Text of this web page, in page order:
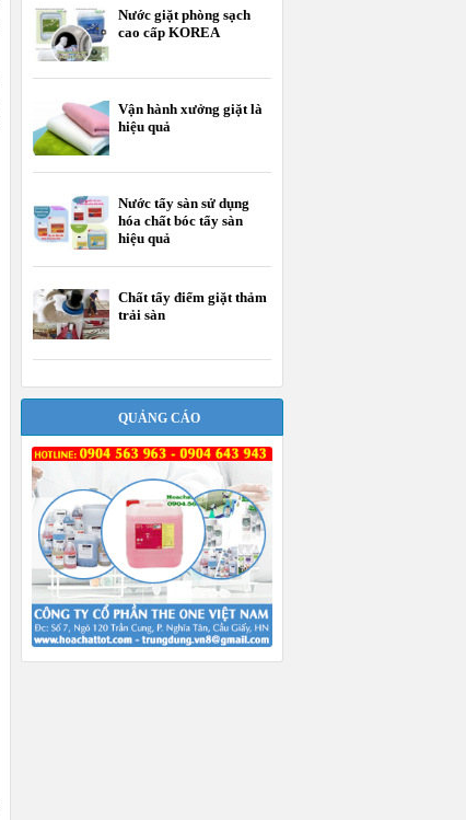
Nước giặt phòng sạch
cao cấp KOREA
Vận hành xưởng giặt là
hiệu quả
Nước tẩy sàn sử dụng
hóa chất bóc tẩy sàn
hiệu quả
Chất tẩy điểm giặt thảm
trải sàn
QUẢNG CÁO